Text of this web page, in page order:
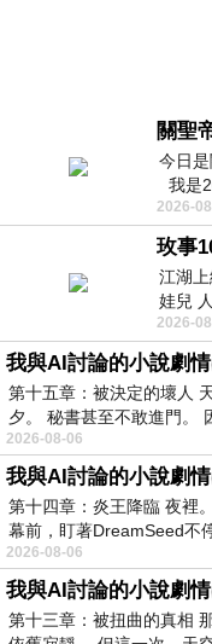
關聖
今日
我是
一個奇
2026-
玫事
江湖
娃兒
山佛山
2026-
我與AI討論的小說劇
第十五章：被決定的壞人
夕。 秘書甚至不敢進門。
2026-08-06
我與AI討論的小說劇
第十四章：炎王降臨 夜裡
幕前，盯著DreamSeed不
2026-08-06
我與AI討論的小說劇
第十三章：被扭曲的真相